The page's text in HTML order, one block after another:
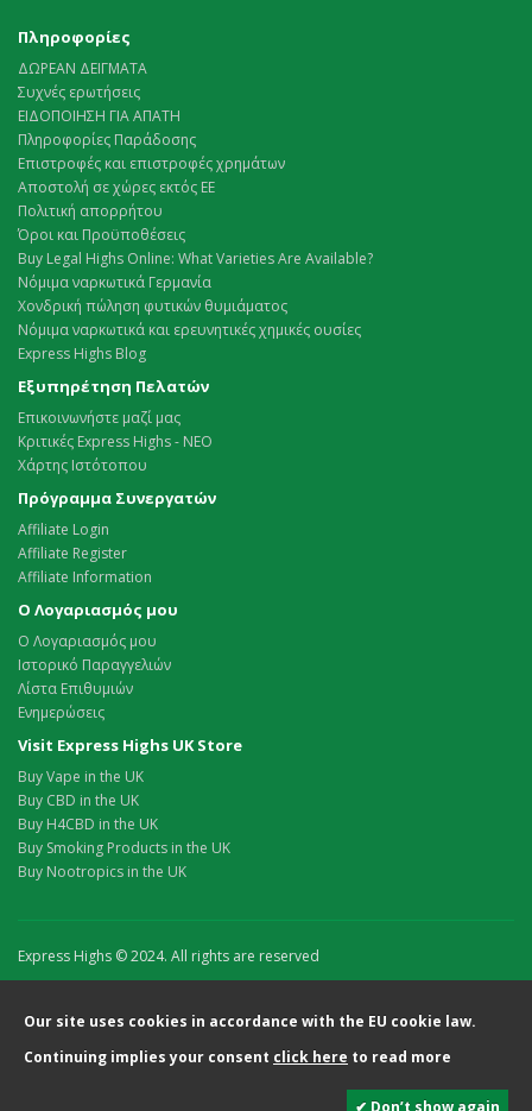
Πληροφορίες
ΔΩΡΕΑΝ ΔΕΙΓΜΑΤΑ
Συχνές ερωτήσεις
ΕΙΔΟΠΟΙΗΣΗ ΓΙΑ ΑΠΑΤΗ
Πληροφορίες Παράδοσης
Επιστροφές και επιστροφές χρημάτων
Αποστολή σε χώρες εκτός ΕΕ
Πολιτική απορρήτου
Όροι και Προϋποθέσεις
Buy Legal Highs Online: What Varieties Are Available?
Νόμιμα ναρκωτικά Γερμανία
Χονδρική πώληση φυτικών θυμιάματος
Νόμιμα ναρκωτικά και ερευνητικές χημικές ουσίες
Express Highs Blog
Εξυπηρέτηση Πελατών
Επικοινωνήστε μαζί μας
Κριτικές Express Highs - ΝΕΟ
Χάρτης Ιστότοπου
Πρόγραμμα Συνεργατών
Affiliate Login
Affiliate Register
Affiliate Information
Ο Λογαριασμός μου
Ο Λογαριασμός μου
Ιστορικό Παραγγελιών
Λίστα Επιθυμιών
Ενημερώσεις
Visit Express Highs UK Store
Buy Vape in the UK
Buy CBD in the UK
Buy H4CBD in the UK
Buy Smoking Products in the UK
Buy Nootropics in the UK
Express Highs © 2024. All rights are reserved
Our site uses cookies in accordance with the EU cookie law.
Continuing implies your consent click here to read more
✔ Don’t show again